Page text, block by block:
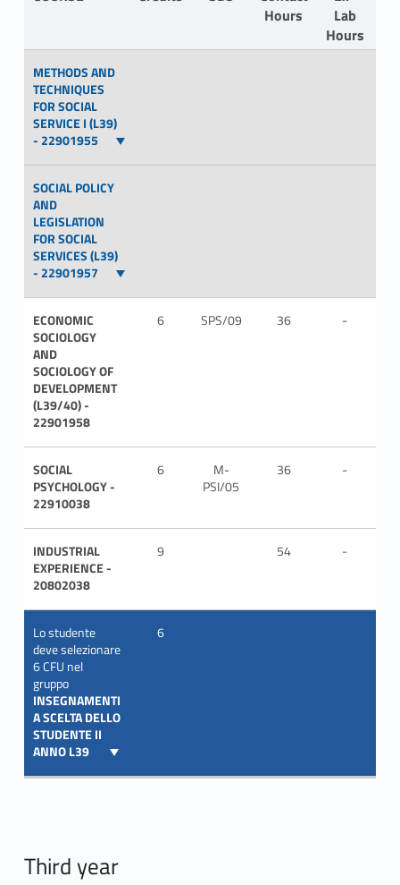
Hours
Lab
Hours
METHODS AND
TECHNIQUES
FOR SOCIAL
SERVICE I (L39)
- 22901955
SOCIAL POLICY
AND
LEGISLATION
FOR SOCIAL
SERVICES (L39)
- 22901957
ECONOMIC
SOCIOLOGY
AND
SOCIOLOGY OF
DEVELOPMENT
(L39/40) -
22901958
6 SPS/09 36 -
SOCIAL
PSYCHOLOGY -
22910038
6
M-
PSI/05
36 -
INDUSTRIAL
EXPERIENCE -
20802038
9 54 -
Lo studente
deve selezionare
6 CFU nel
gruppo
INSEGNAMENTI
A SCELTA DELLO
STUDENTE II
ANNO L39
6
Third year